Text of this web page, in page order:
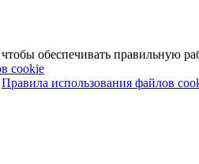
обеспечивать правильную
cookie
Правила использования файлов